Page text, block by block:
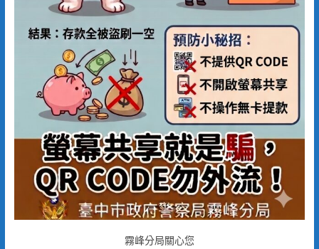
霧峰分局關心您